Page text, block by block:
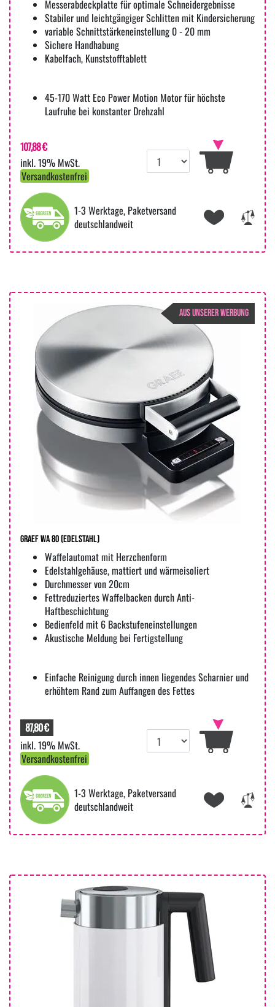
Messerabdeckplatte für optimale Schneidergebnisse
Stabiler und leichtgängiger Schlitten mit Kindersicherung
variable Schnittstärkeneinstellung 0 - 20 mm
Sichere Handhabung
Kabelfach, Kunststofftablett
45-170 Watt Eco Power Motion Motor für höchste
Laufruhe bei konstanter Drehzahl
107,88 €
inkl. 19% MwSt.
Versandkostenfrei
1-3 Werktage, Paketversand
deutschlandweit
AUS UNSERER WERBUNG
Graef WA 80 (edelstahl)
Waffelautomat mit Herzchenform
Edelstahlgehäuse, mattiert und wärmeisoliert
Durchmesser von 20cm
Fettreduziertes Waffelbacken durch Anti-
Haftbeschichtung
Bedienfeld mit 6 Backstufeneinstellungen
Akustische Meldung bei Fertigstellung
Einfache Reinigung durch innen liegendes Scharnier und
erhöhtem Rand zum Auffangen des Fettes
87,80 €
inkl. 19% MwSt.
Versandkostenfrei
1-3 Werktage, Paketversand
deutschlandweit